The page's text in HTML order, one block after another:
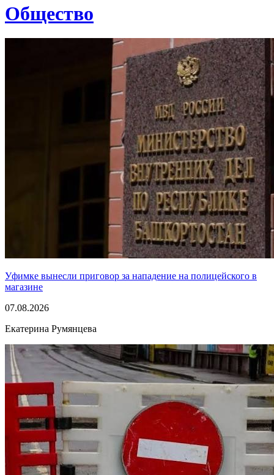
Общество
Уфимке вынесли приговор за нападение на полицейского в
магазине
07.08.2026
Екатерина Румянцева